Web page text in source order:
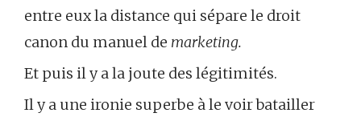
entre eux la distance qui sépare le droit
canon du manuel de marketing.
Et puis il y a la joute des légitimités.
Il y a une ironie superbe à le voir batailler